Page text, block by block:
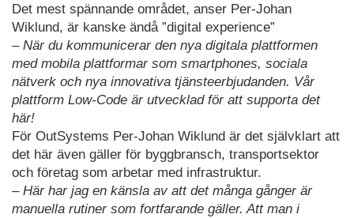
Det mest spännande området, anser Per-Johan
Wiklund, är kanske ändå ”digital experience”
– När du kommunicerar den nya digitala plattformen
med mobila plattformar som smartphones, sociala
nätverk och nya innovativa tjänsteerbjudanden. Vår
plattform Low-Code är utvecklad för att supporta det
här!
För OutSystems Per-Johan Wiklund är det självklart att
det här även gäller för byggbransch, transportsektor
och företag som arbetar med infrastruktur.
– Här har jag en känsla av att det många gånger är
manuella rutiner som fortfarande gäller. Att man i